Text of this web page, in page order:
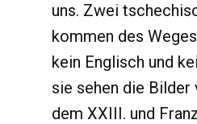
uns. Zwei
kommen des
kein Englisch und
sie sehen die Bilder
dem XXIII. und